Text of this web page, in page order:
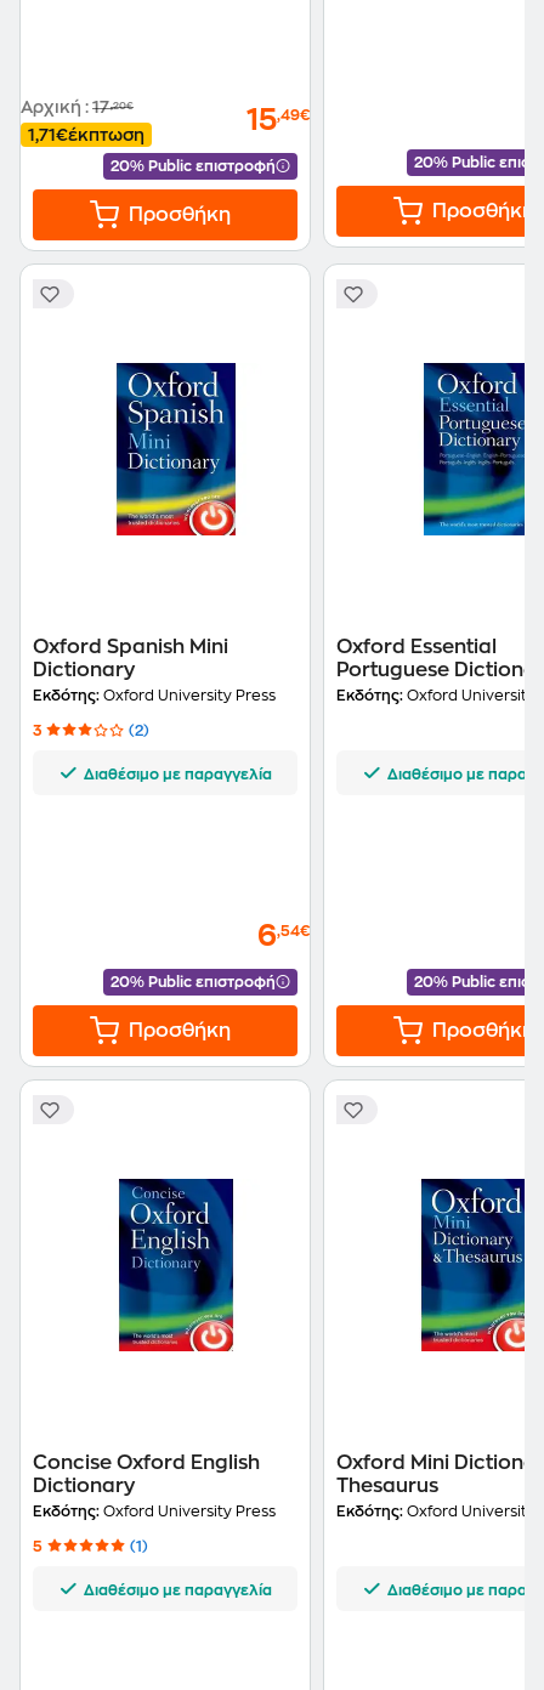
Αρχική : 17,20€
1,71€έκπτωση 15,49€
20% Public επιστροφή
Προσθήκη
20% Public
Προσθήκη
Oxford Spanish Mini
Dictionary
Εκδότης: Oxford University Press
3 (2)
Διαθέσιμο με παραγγελία
6,54€
20% Public επιστροφή
Προσθήκη
Oxford Essential
Portuguese
Εκδότης: Oxford University
Διαθέσιμο με
20% Public
Προσθήκη
Concise Oxford English
Dictionary
Εκδότης: Oxford University Press
5 (1)
Διαθέσιμο με παραγγελία
Oxford Mini
Thesaurus
Εκδότης: Oxford University
Διαθέσιμο με